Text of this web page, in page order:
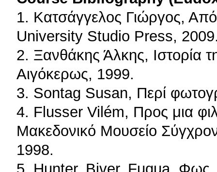
1. Κατσάγγελος Γιώργος,
University Studio Press,
2. Ξανθάκης Άλκης, Ιστορία
Αιγόκερως, 1999.
3. Sontag Susan, Περί
4. Flusser Vilém, Προς μια
Μακεδονικό Μουσείο
1998.